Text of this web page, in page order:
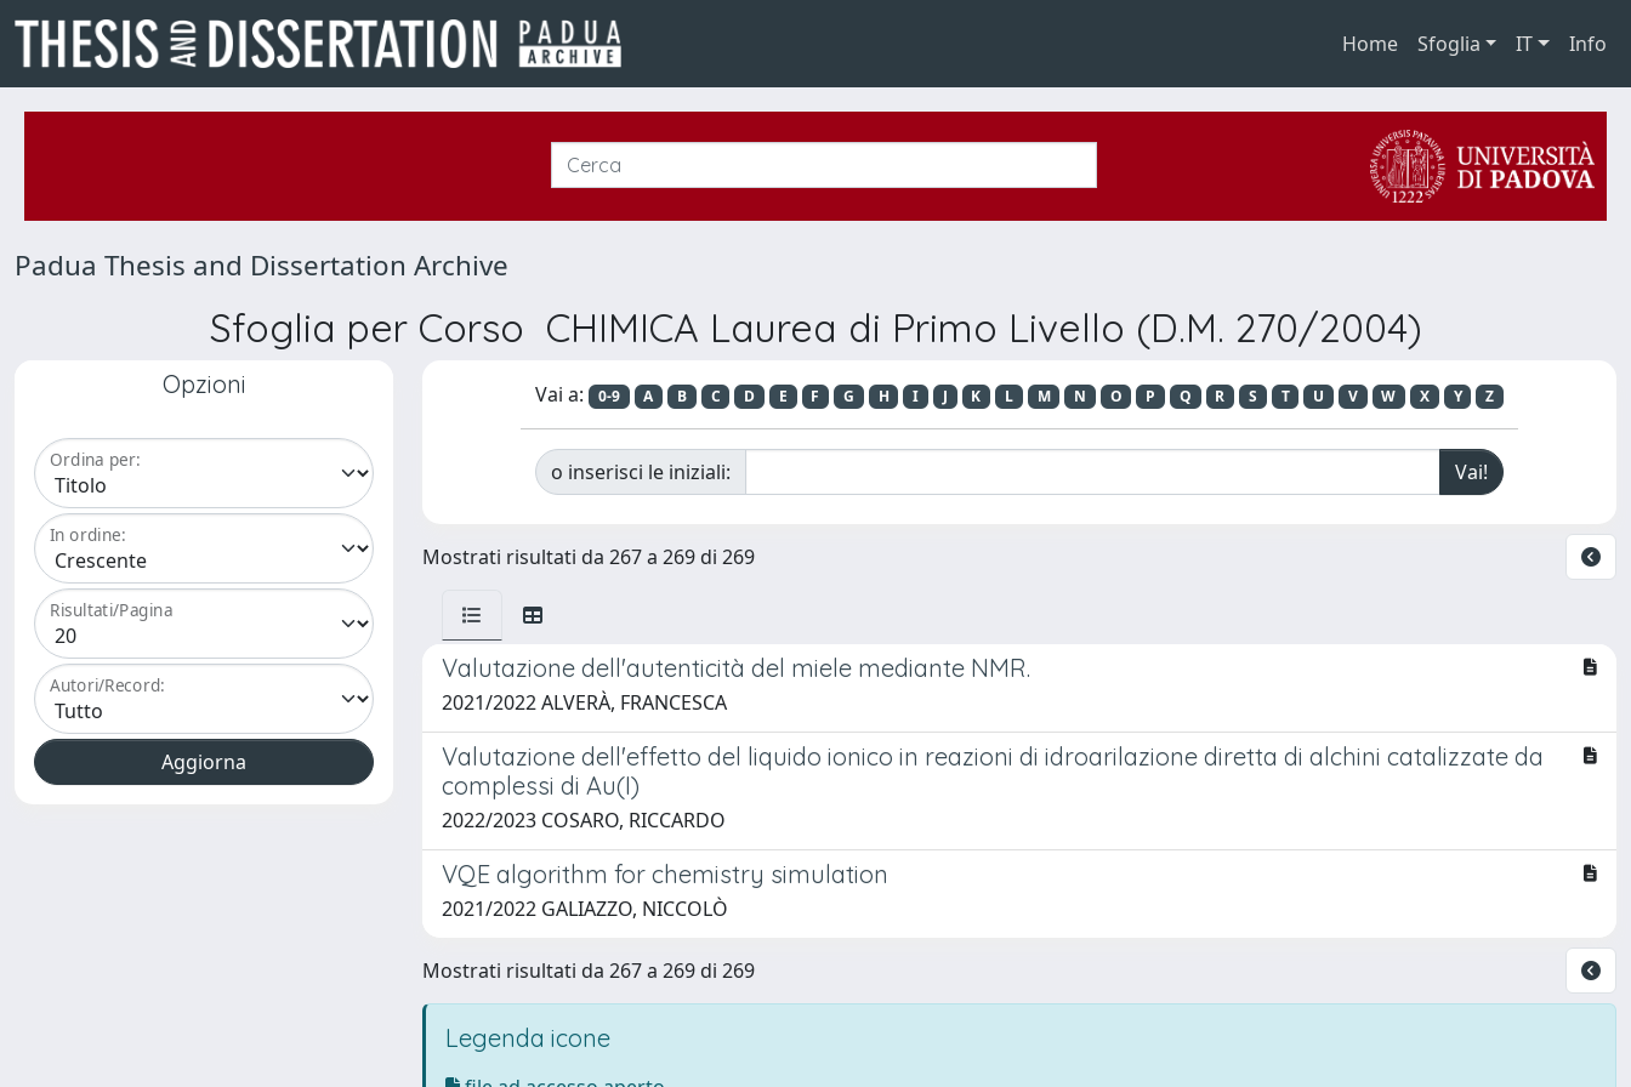
Home Sfoglia IT Info
Padua Thesis and Dissertation Archive
Sfoglia per Corso CHIMICA Laurea di Primo Livello (D.M. 270/2004)
Opzioni
Ordina per:
In ordine:
Risultati/Pagina
Autori/Record:
Vai a: 0-9 A B C D E F G H I J K L M N O P Q R S T U V W X Y Z
o inserisci le iniziali:
Mostrati risultati da 267 a 269 di 269
Valutazione dell'autenticità del miele mediante NMR.
2021/2022 ALVERÀ, FRANCESCA
Valutazione dell'effetto del liquido ionico in reazioni di idroarilazione diretta di alchini catalizzate da
complessi di Au(I)
2022/2023 COSARO, RICCARDO
VQE algorithm for chemistry simulation
2021/2022 GALIAZZO, NICCOLÒ
Mostrati risultati da 267 a 269 di 269
Legenda icone